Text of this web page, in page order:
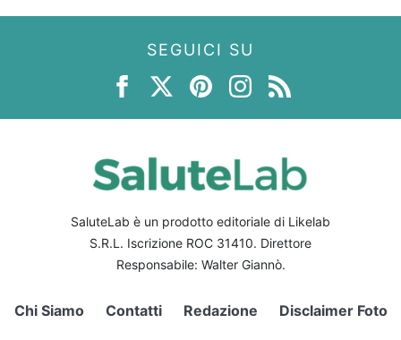
SEGUICI SU
SaluteLab è un prodotto editoriale di Likelab
S.R.L. Iscrizione ROC 31410. Direttore
Responsabile: Walter Giannò.
Chi Siamo Contatti Redazione Disclaimer Foto